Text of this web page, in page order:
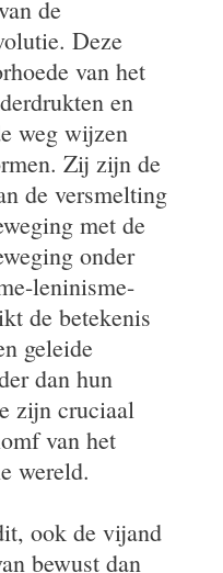
de
Deze
van het
en
weg wijzen
Zij zijn de
de versmelting
met de
onder
leninisme-
de betekenis
geleide
dan hun
zijn cruciaal
van het
wereld.
ook de vijand
bewust dan